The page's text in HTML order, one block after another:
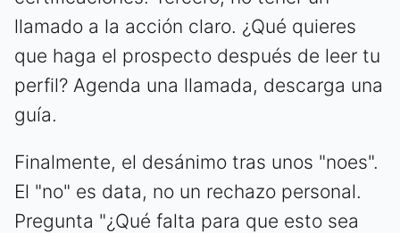
llamado a la acción claro. ¿Qué quieres
que haga el prospecto después de leer tu
perfil? Agenda una llamada, descarga una
guía.
Finalmente, el desánimo tras unos "noes".
El "no" es data, no un rechazo personal.
Pregunta "¿Qué falta para que esto sea